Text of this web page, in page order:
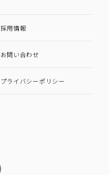
採用情報
お問い合わせ
プライバシーポリシー